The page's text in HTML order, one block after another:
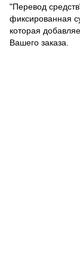
"Перевод
фиксированная
которая
Вашего заказа.